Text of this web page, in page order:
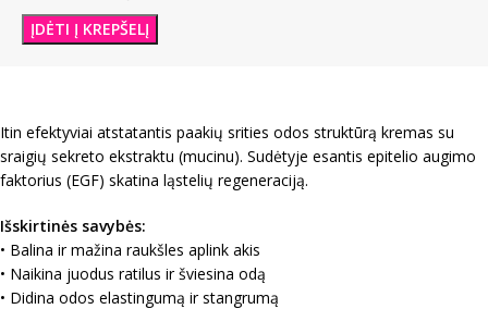
ĮDĖTI Į KREPŠELĮ
Itin efektyviai atstatantis paakių srities odos struktūrą kremas su
sraigių sekreto ekstraktu (mucinu). Sudėtyje esantis epitelio augimo
faktorius (EGF) skatina ląstelių regeneraciją.
Išskirtinės savybės:
• Balina ir mažina raukšles aplink akis
• Naikina juodus ratilus ir šviesina odą
• Didina odos elastingumą ir stangrumą